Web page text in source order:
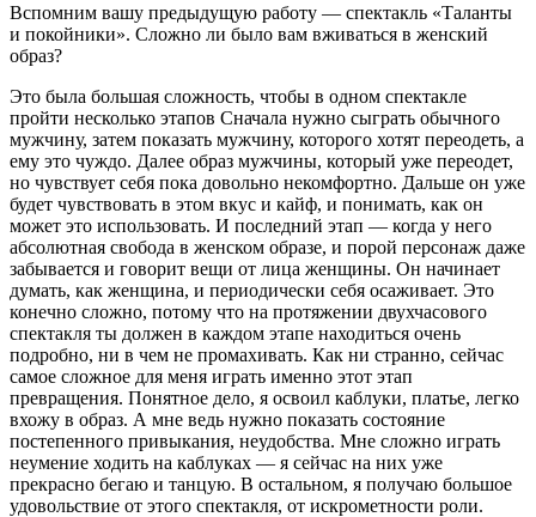
Вспомним вашу предыдущую работу — спектакль «Таланты
и покойники». Сложно ли было вам вживаться в женский
образ?
Это была большая сложность, чтобы в одном спектакле
пройти несколько этапов Сначала нужно сыграть обычного
мужчину, затем показать мужчину, которого хотят переодеть, а
ему это чуждо. Далее образ мужчины, который уже переодет,
но чувствует себя пока довольно некомфортно. Дальше он уже
будет чувствовать в этом вкус и кайф, и понимать, как он
может это использовать. И последний этап — когда у него
абсолютная свобода в женском образе, и порой персонаж даже
забывается и говорит вещи от лица женщины. Он начинает
думать, как женщина, и периодически себя осаживает. Это
конечно сложно, потому что на протяжении двухчасового
спектакля ты должен в каждом этапе находиться очень
подробно, ни в чем не промахивать. Как ни странно, сейчас
самое сложное для меня играть именно этот этап
превращения. Понятное дело, я освоил каблуки, платье, легко
вхожу в образ. А мне ведь нужно показать состояние
постепенного привыкания, неудобства. Мне сложно играть
неумение ходить на каблуках — я сейчас на них уже
прекрасно бегаю и танцую. В остальном, я получаю большое
удовольствие от этого спектакля, от искрометности роли.